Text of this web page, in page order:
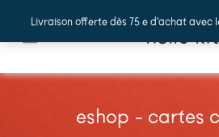
Livraison offerte dès 75 e d'achat avec
hello kit
eshop - cartes